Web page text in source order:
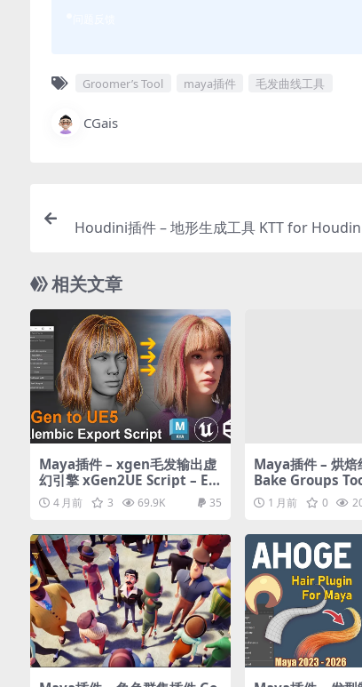
Groomer’s Tool maya插件 毛发曲线工具
CGais
Houdini插件 – 地形生成工具 KTT for
相关文章
Maya插件 – xgen毛发输出虚
幻引擎 xGen2UE Script – Ex
port Alembic Hair from Ma
ya xGen to UnrealEngine5
4 月前 3 69.9K 35
Maya插件 – 烘焙
Bake Groups
1 月前 0